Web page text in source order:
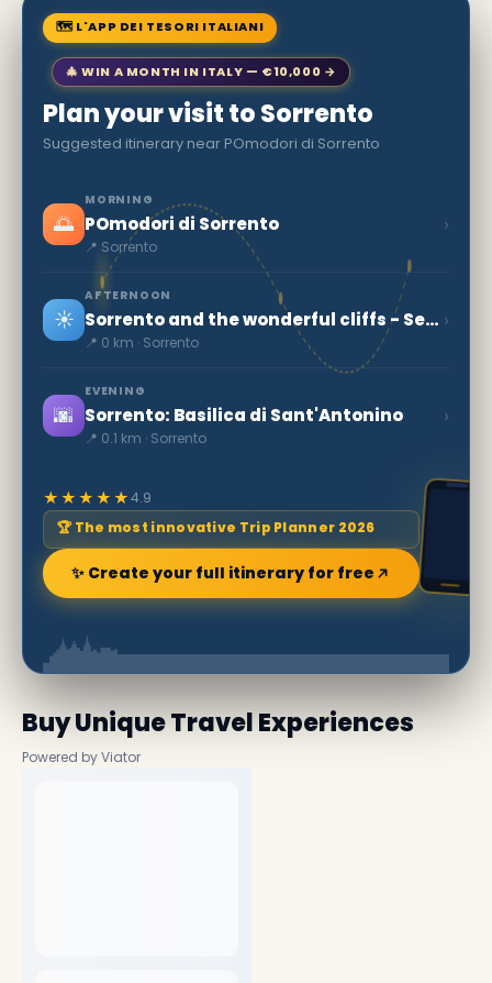
🗺 L'APP DEI TESORI ITALIANI
🎄 WIN A MONTH IN ITALY — €10,000 →
Plan your visit to Sorrento
Suggested itinerary near POmodori di Sorrento
🌅
MORNING
POmodori di Sorrento
📍 Sorrento
›
☀️
AFTERNOON
Sorrento and the wonderful cliffs - Secret World
📍 0 km · Sorrento
›
🌆
EVENING
Sorrento: Basilica di Sant'Antonino
📍 0.1 km · Sorrento
›
★★★★★4.9
🏆 The most innovative Trip Planner 2026
✨ Create your full itinerary for free
Buy Unique Travel Experiences
Powered by Viator